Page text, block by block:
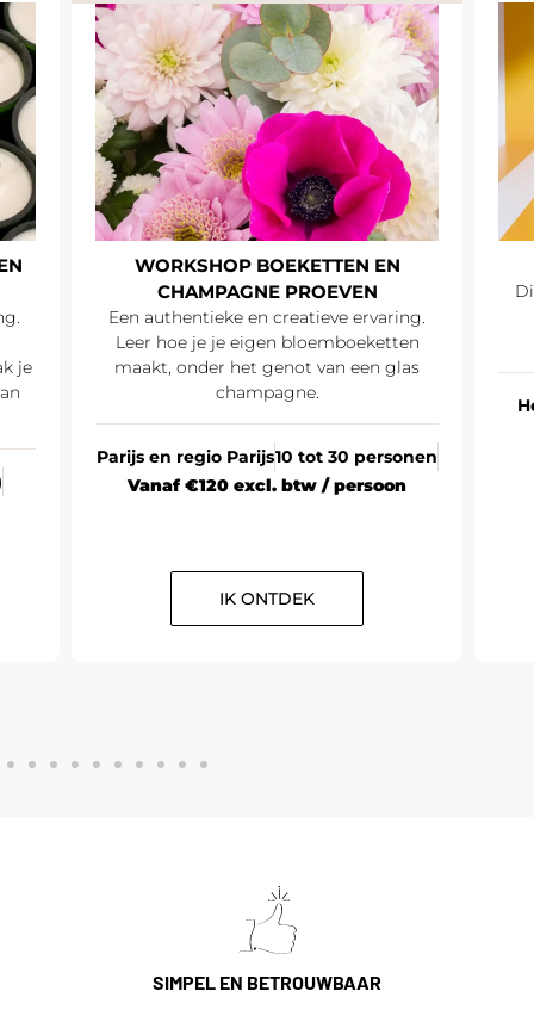
je
WORKSHOP BOEKETTEN EN
CHAMPAGNE PROEVEN
Een authentieke en creatieve ervaring.
Leer hoe je je eigen bloemboeketten
maakt, onder het genot van een glas
champagne.
Parijs en regio Parijs10 tot 30 personen
Vanaf €120 excl. btw / persoon
IK ONTDEK
SIMPEL EN BETROUWBAAR